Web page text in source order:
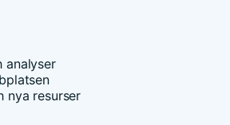
analyser
nya resurser